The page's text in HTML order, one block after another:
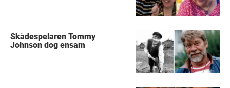
Skådespelaren Tommy
Johnson dog ensam